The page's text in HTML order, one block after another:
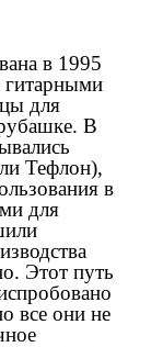
в 1995
гитарными
для
В
Тефлон),
в
для
Этот путь
все они не